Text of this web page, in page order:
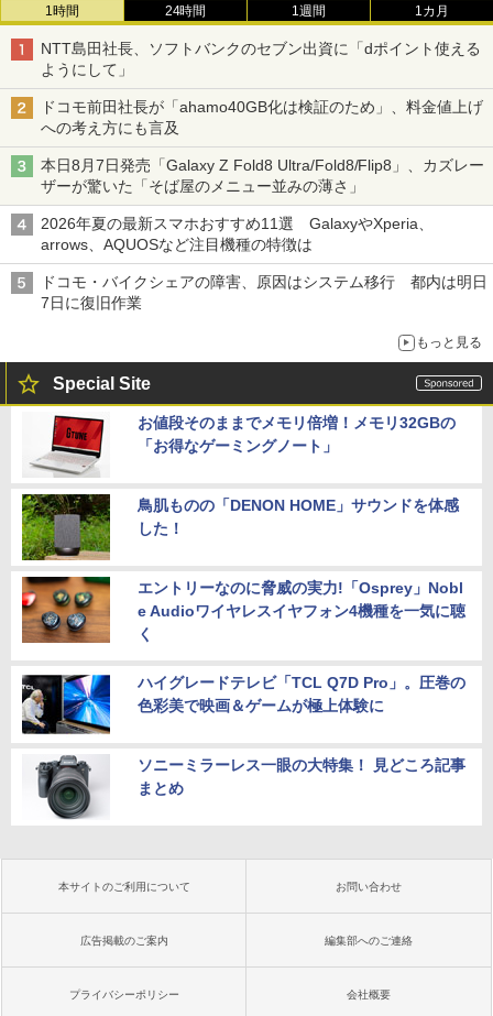
1時間 24時間 1週間 1カ月
NTT島田社長、ソフトバンクのセブン出資に「dポイント使える
ようにして」
ドコモ前田社長が「ahamo40GB化は検証のため」、料金値上げ
への考え方にも言及
本日8月7日発売「Galaxy Z Fold8 Ultra/Fold8/Flip8」、カズレー
ザーが驚いた「そば屋のメニュー並みの薄さ」
2026年夏の最新スマホおすすめ11選 GalaxyやXperia、
arrows、AQUOSなど注目機種の特徴は
ドコモ・バイクシェアの障害、原因はシステム移行 都内は明日
7日に復旧作業
もっと見る
Special Site
お値段そのままでメモリ倍増！メモリ32GBの
「お得なゲーミングノート」
鳥肌ものの「DENON HOME」サウンドを体感
した！
エントリーなのに脅威の実力!「Osprey」Nobl
e Audioワイヤレスイヤフォン4機種を一気に聴
く
ハイグレードテレビ「TCL Q7D Pro」。圧巻の
色彩美で映画＆ゲームが極上体験に
ソニーミラーレス一眼の大特集！ 見どころ記事
まとめ
本サイトのご利用について お問い合わせ
広告掲載のご案内 編集部へのご連絡
プライバシーポリシー 会社概要